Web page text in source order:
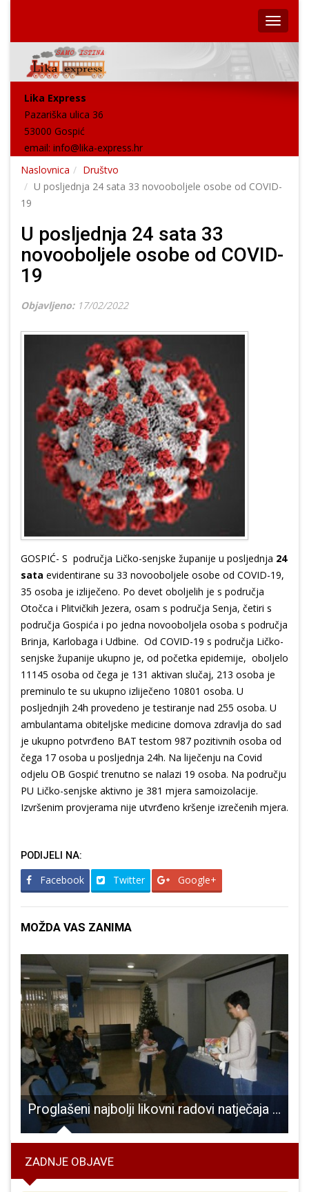
Lika Express
Pazariška ulica 36
53000 Gospić
email: info@lika-express.hr
Naslovnica
Društvo
U posljednja 24 sata 33 novooboljele osobe od COVID-
19
U posljednja 24 sata 33
novooboljele osobe od COVID-
19
Objavljeno: 17/02/2022
GOSPIĆ- S područja Ličko-senjske županije u posljednja 24
sata evidentirane su 33 novooboljele osobe od COVID-19,
35 osoba je izliječeno. Po devet oboljelih je s područja
Otočca i Plitvičkih Jezera, osam s područja Senja, četiri s
područja Gospića i po jedna novooboljela osoba s područja
Brinja, Karlobaga i Udbine. Od COVID-19 s područja Ličko-
senjske županije ukupno je, od početka epidemije, oboljelo
11145 osoba od čega je 131 aktivan slučaj, 213 osoba je
preminulo te su ukupno izliječeno 10801 osoba. U
posljednjih 24h provedeno je testiranje nad 255 osoba. U
ambulantama obiteljske medicine domova zdravlja do sad
je ukupno potvrđeno BAT testom 987 pozitivnih osoba od
čega 17 osoba u posljednja 24h. Na liječenju na Covid
odjelu OB Gospić trenutno se nalazi 19 osoba. Na području
PU Ličko-senjske aktivno je 381 mjera samoizolacije.
Izvršenim provjerama nije utvrđeno kršenje izrečenih mjera.
PODIJELI NA:
Facebook Twitter Google+
MOŽDA VAS ZANIMA
Proglašeni najbolji likovni radovi natječaja “Božić u mom gradu”
ZADNJE OBJAVE